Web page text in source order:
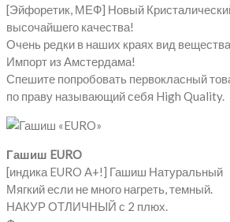
[Эйфоретик, МЕФ] Новый
высочайшего качества!
Очень редки в наших краях вид вещества
Импорт из Амстердама!
Спешите попробовать первокласный
по праву называющий себя High Quality.
Гашиш EURO
[индика EURO A+!] Гашиш Натуральный
Мягкий если не много нагреть, темный.
НАКУР ОТЛИЧНЫЙ с 2 плюх.